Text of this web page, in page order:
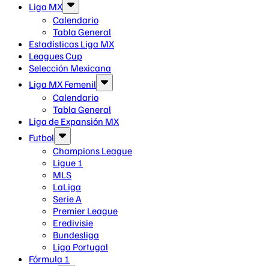
Liga MX
Calendario
Tabla General
Estadísticas Liga MX
Leagues Cup
Selección Mexicana
Liga MX Femenil
Calendario
Tabla General
Liga de Expansión MX
Futbol
Champions League
Ligue 1
MLS
LaLiga
Serie A
Premier League
Eredivisie
Bundesliga
Liga Portugal
Fórmula 1